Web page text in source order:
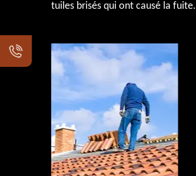
tuiles brisés qui ont causé la fuite.